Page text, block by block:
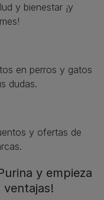
y bienestar ¡y
en perros y gatos
dudas.​
y ofertas de
y empieza